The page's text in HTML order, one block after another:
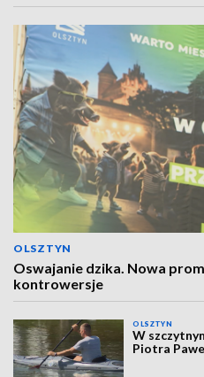
OLSZTYN
Oswajanie dzika. Nowa
kontrowersje
OLSZTYN
W
Piotra